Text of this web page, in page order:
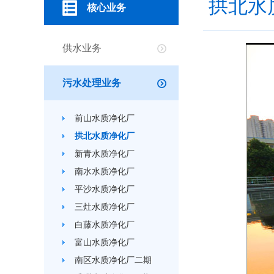
核心业务
供水业务
污水处理业务
前山水质净化厂
拱北水质净化厂
新青水质净化厂
南水水质净化厂
平沙水质净化厂
三灶水质净化厂
白藤水质净化厂
富山水质净化厂
南区水质净化厂二期
拱北水